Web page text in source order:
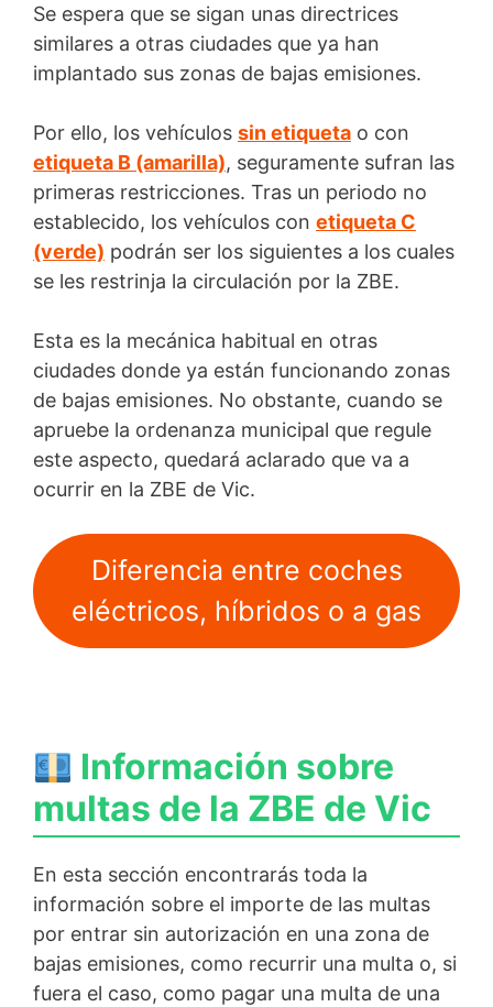
Se espera que se sigan unas directrices
similares a otras ciudades que ya han
implantado sus zonas de bajas emisiones.
Por ello, los vehículos sin etiqueta o con
etiqueta B (amarilla), seguramente sufran las
primeras restricciones. Tras un periodo no
establecido, los vehículos con etiqueta C
(verde) podrán ser los siguientes a los cuales
se les restrinja la circulación por la ZBE.
Esta es la mecánica habitual en otras
ciudades donde ya están funcionando zonas
de bajas emisiones. No obstante, cuando se
apruebe la ordenanza municipal que regule
este aspecto, quedará aclarado que va a
ocurrir en la ZBE de Vic.
Diferencia entre coches
eléctricos, híbridos o a gas
Información sobre
multas de la ZBE de Vic
En esta sección encontrarás toda la
información sobre el importe de las multas
por entrar sin autorización en una zona de
bajas emisiones, como recurrir una multa o, si
fuera el caso, como pagar una multa de una